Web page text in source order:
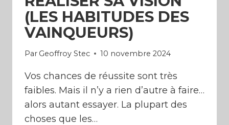
(LES HABITUDES DES
VAINQUEURS)
Par Geoffroy Stec 10 novembre 2024
Vos chances de réussite sont très
faibles. Mais il n’y a rien d’autre à faire…
alors autant essayer. La plupart des
choses que les…